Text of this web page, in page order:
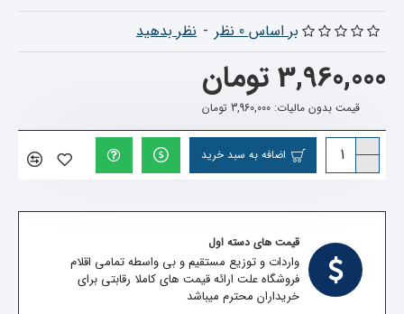
بر اساس 0 نظر - نظر بدهید
3,960,000 تومان
قیمت بدون مالیات: 3,960,000 تومان
اضافه به سبد خرید
قیمت های دسته اول
واردات و توزیع مستقیم و بی واسطه تمامی اقلام
فروشگاه علت ارائه قیمت های کاملا رقابتی برای
خریداران محترم میباشد